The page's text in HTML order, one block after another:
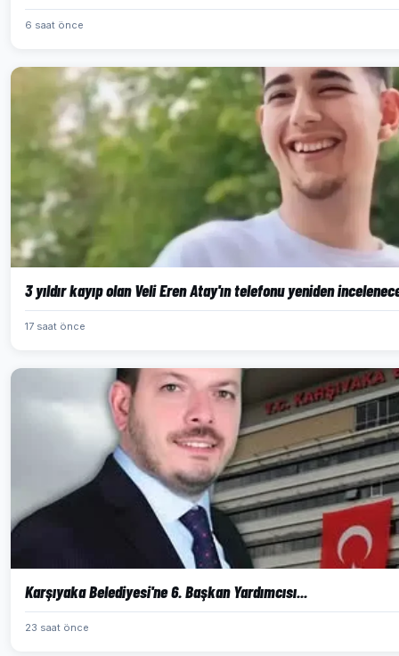
6 saat önce
3 yıldır kayıp olan Veli Eren Atay'ın telefonu yeniden
17 saat önce
Karşıyaka Belediyesi'ne 6. Başkan Yardımcısı...
23 saat önce